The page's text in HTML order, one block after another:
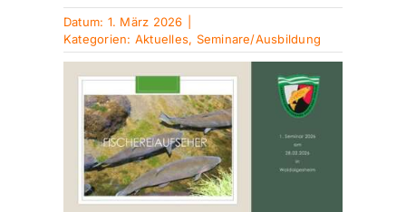
Service
Kontakt
Datum: 1. März 2026
Kategorien: Aktuelles, Seminare/Ausbildung